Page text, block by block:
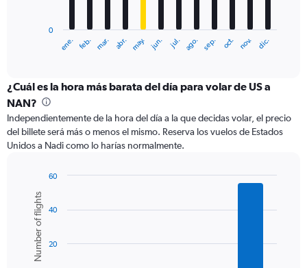
categories.
Range:
categories.
The
chart
axis
displaying
values.
Range:
ene. feb. mar. abr. may. jun. jul. ago. sep. oct. nov. dic.
0
¿Cuál es la hora más barata del día para volar de US a
NAN?
Independientemente de la hora del día a la que decidas volar, el precio
del billete será más o menos el mismo. Reserva los vuelos de Estados
Unidos a Nadi como lo harías normalmente.
chart
with
bars.
The
Chart
graphic.
Number of flights 20
40
60